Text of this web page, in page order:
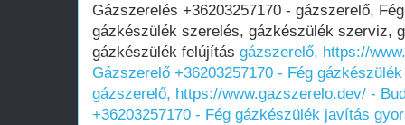
Gázszerelés +36203257170 - gázszerelő,
gázkészülék szerelés, gázkészülék szerviz,
gázkészülék felújítás gázszerelő, https://
Gázszerelő +36203257170 - Fég
gázszerelő, https://www.gazszerelo.dev/ -
+36203257170 - Fég gázkészülék javítás